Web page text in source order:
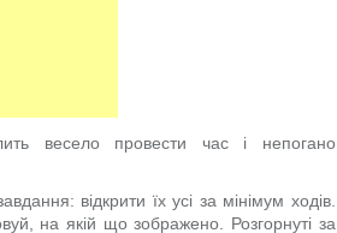
весело провести час і непогано
відкрити їх усі за мінімум ходів.
на якій що зображено. Розгорнуті за